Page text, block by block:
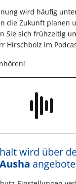
wird häufig
die Zukunft planen
Sie sich frühzeitig
Hirschbolz im
wird über
Ausha